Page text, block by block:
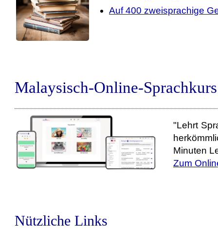
Auf 400 zweisprachige
Malaysisch-Online-
"Lehrt
Minuten
Zum
Nützliche Links